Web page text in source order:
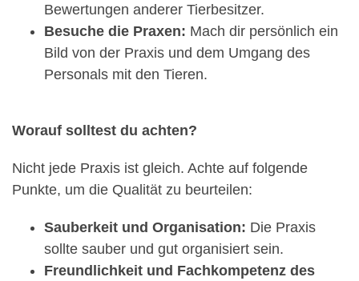
Bewertungen anderer Tierbesitzer.
Besuche die Praxen: Mach dir persönlich ein
Bild von der Praxis und dem Umgang des
Personals mit den Tieren.
Worauf solltest du achten?
Nicht jede Praxis ist gleich. Achte auf folgende
Punkte, um die Qualität zu beurteilen:
Sauberkeit und Organisation: Die Praxis
sollte sauber und gut organisiert sein.
Freundlichkeit und Fachkompetenz des